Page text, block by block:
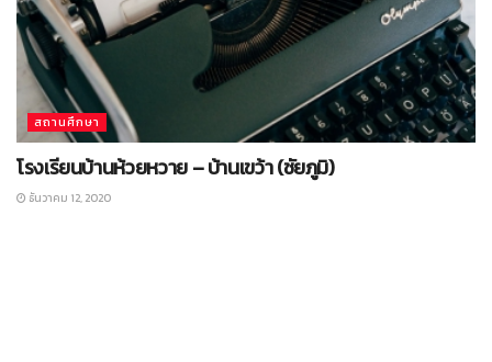
สถานศึกษา
โรงเรียนบ้านห้วยหวาย – บ้านเขว้า (ชัยภูมิ)
ธันวาคม 12, 2020